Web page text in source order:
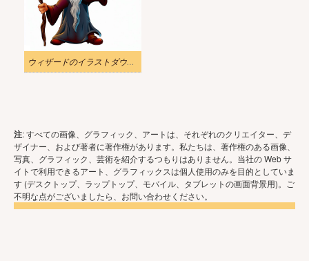
ウィザードのイラストダウンロード
注: すべての画像、グラフィック、アートは、それぞれのクリエイター、デ
ザイナー、および著者に著作権があります。私たちは、著作権のある画像、
写真、グラフィック、芸術を紹介するつもりはありません。当社の Web サ
イトで利用できるアート、グラフィックスは個人使用のみを目的としていま
す (デスクトップ、ラップトップ、モバイル、タブレットの画面背景用)。ご
不明な点がございましたら、お問い合わせください。